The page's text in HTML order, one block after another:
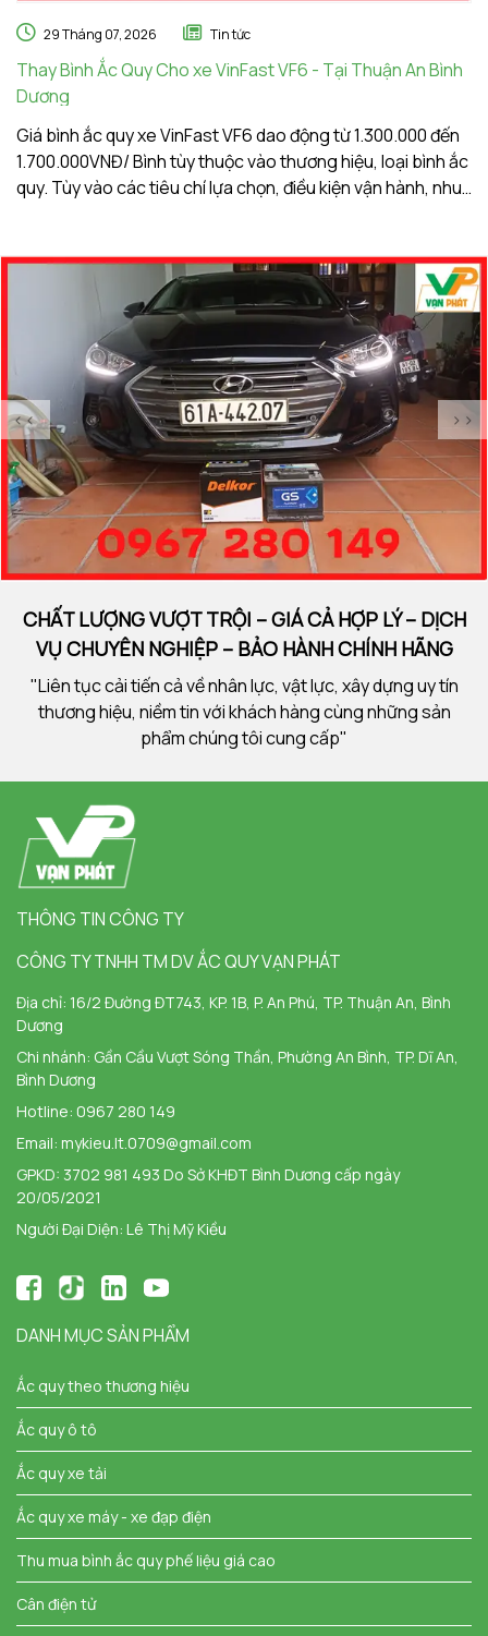
29 Tháng 07, 2026 Tin tức
Thay Bình Ắc Quy Cho xe VinFast VF6 - Tại Thuận An Bình
Dương
Giá bình ắc quy xe VinFast VF6 dao động từ 1.300.000 đến
1.700.000VNĐ/ Bình tùy thuộc vào thương hiệu, loại bình ắc
quy. Tùy vào các tiêu chí lựa chọn, điều kiện vận hành, nhu
<< >>
CHẤT LƯỢNG VƯỢT TRỘI – GIÁ CẢ HỢP LÝ – DỊCH
VỤ CHUYÊN NGHIỆP – BẢO HÀNH CHÍNH HÃNG
"Liên tục cải tiến cả về nhân lực, vật lực, xây dựng uy tín
thương hiệu, niềm tin với khách hàng cùng những sản
phẩm chúng tôi cung cấp"
THÔNG TIN CÔNG TY
CÔNG TY TNHH TM DV ẮC QUY VẠN PHÁT
Địa chỉ: 16/2 Đường ĐT743, KP. 1B, P. An Phú, TP. Thuận An, Bình
Dương
Chi nhánh: Gần Cầu Vượt Sóng Thần, Phường An Bình, TP. Dĩ An,
Bình Dương
Hotline: 0967 280 149
Email: mykieu.lt.0709@gmail.com
GPKD: 3702 981 493 Do Sở KHĐT Bình Dương cấp ngày
20/05/2021
Người Đại Diện: Lê Thị Mỹ Kiều
DANH MỤC SẢN PHẨM
Ắc quy theo thương hiệu
Ắc quy ô tô
Ắc quy xe tải
Ắc quy xe máy - xe đạp điện
Thu mua bình ắc quy phế liệu giá cao
Cân điện tử